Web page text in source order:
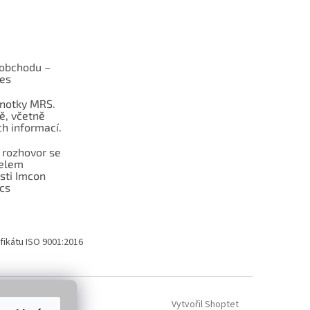
–
MRS.
včetně
informací.
se
Imcon
ISO 9001:2016
Vytvořil Shoptet